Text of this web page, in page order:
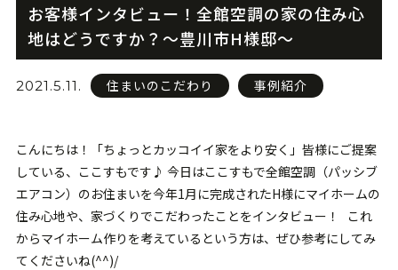
お客様インタビュー！全館空調の家の住み心
地はどうですか？〜豊川市H様邸〜
2021.5.11. 住まいのこだわり 事例紹介
こんにちは！「ちょっとカッコイイ家をより安く」皆様にご提案
している、ここすもです♪ 今日はここすもで全館空調（パッシブ
エアコン）のお住まいを今年1月に完成されたH様にマイホームの
住み心地や、家づくりでこだわったことをインタビュー！ これ
からマイホーム作りを考えているという方は、ぜひ参考にしてみ
てくださいね(^^)/